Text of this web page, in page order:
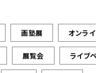
画塾展 オンラ
展覧会 ライブ